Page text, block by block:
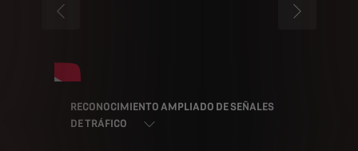
ANTERIOR
RECONOCIMIENTO AMPLIADO DE SEÑALES
DE TRÁFICO
SIGUIENTE